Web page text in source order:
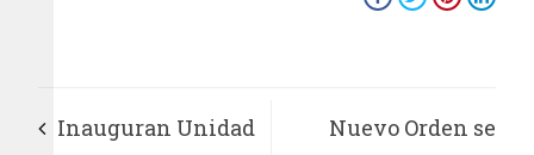
Inauguran Unidad Nuevo Orden se